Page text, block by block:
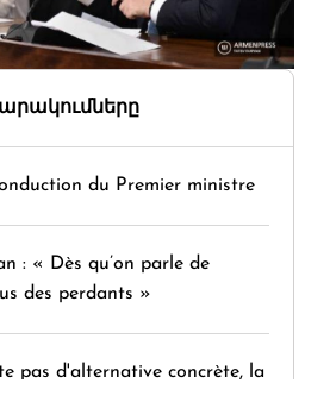
du Premier ministre
: « Dès qu’on parle de
des perdants »
pas d'alternative concrète, la